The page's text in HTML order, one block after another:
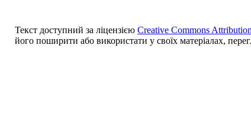
Текст доступний за ліцензією Creative Commons
його поширити або використати у своїх матеріалах,